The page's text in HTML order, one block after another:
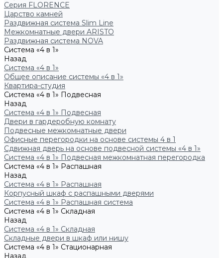
Серия FLORENCE
Царство камней
Раздвижная система Slim Line
Межкомнатные двери ARISTO
Раздвижная система NOVA
Система «4 в 1»
Назад
Система «4 в 1»
Общее описание системы «4 в 1»
Квартира-студия
Система «4 в 1» Подвесная
Назад
Система «4 в 1» Подвесная
Двери в гардеробную комнату
Подвесные межкомнатные двери
Офисные перегородки на основе системы 4 в 1
Сдвижная дверь на основе подвесной системы «4 в 1»
Система «4 в 1» Подвесная межкомнатная перегородка
Система «4 в 1» Распашная
Назад
Система «4 в 1» Распашная
Корпусный шкаф с распашными дверями
Система «4 в 1» Распашная система
Система «4 в 1» Складная
Назад
Система «4 в 1» Складная
Складные двери в шкаф или нишу
Система «4 в 1» Стационарная
Назад